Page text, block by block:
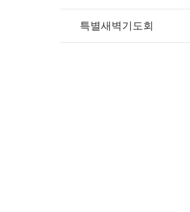
특별새벽기도회